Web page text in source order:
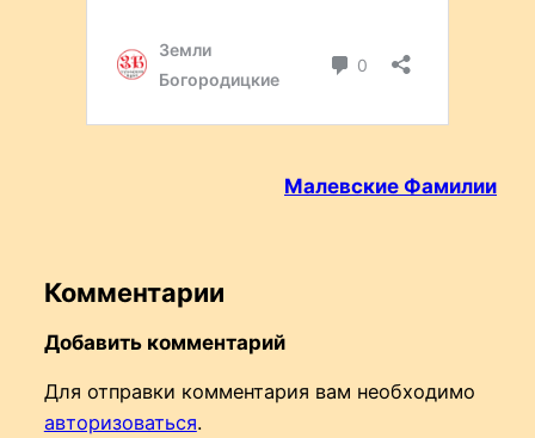
Малевские Фамилии
Комментарии
Добавить комментарий
Для отправки комментария вам необходимо
авторизоваться.